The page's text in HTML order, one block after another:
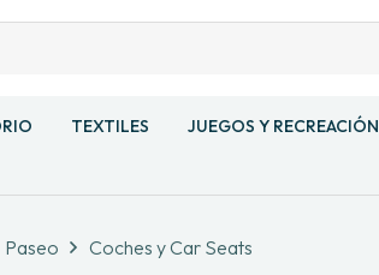
TEXTILES JUEGOS Y RECREACIÓN
Paseo Coches y Car Seats